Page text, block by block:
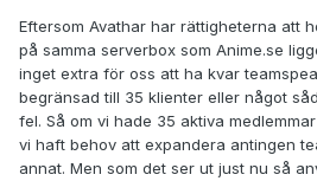
Eftersom Avathar har rättigheterna att
på samma serverbox som Anime.se
inget extra för oss att ha kvar
begränsad till 35 klienter eller något
fel. Så om vi hade 35 aktiva
vi haft behov att expandera antingen
annat. Men som det ser ut just nu så